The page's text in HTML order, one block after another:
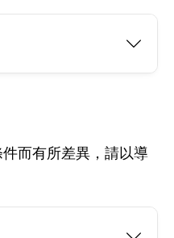
而有所差異，請以導